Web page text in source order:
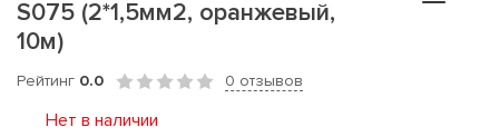
S075 (2*1,5мм2, оранжевый,
10м)
Рейтинг 0.0 0 отзывов
Нет в наличии